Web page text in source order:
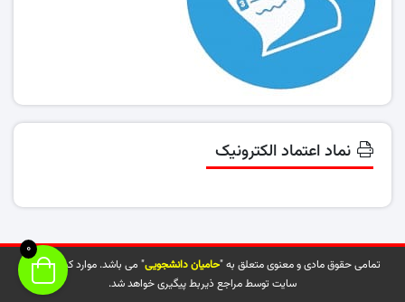
نماد اعتماد الکترونیک
تمامی حقوق مادی و معنوی متعلق به "حامیان دانشجویی" می باشد. موارد کپی شده از
سایت توسط مراجع ذیربط پیگیری خواهد شد.
0